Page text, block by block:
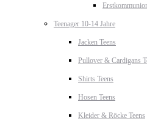
Teenager 10-14 Jahre
Jacken Teens
Pullover & Cardigans
Shirts Teens
Hosen Teens
Kleider & Röcke Teens